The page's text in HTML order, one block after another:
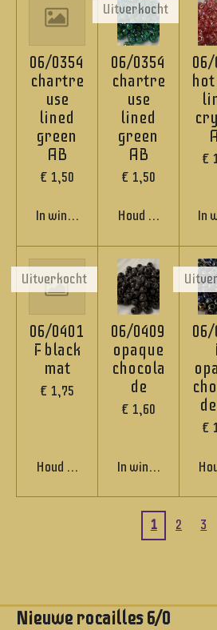
06/0354
chartre
use
lined
green
AB
€ 1,50
In winkelwagen
Uitverkocht
06/0354
chartre
use
lined
green
AB
€ 1,50
Houd mij op de
06/
€
In
Uitverkocht
06/0401
F black
mat
€ 1,75
Houd mij op de hoogte
06/0409
opaque
chocola
de
€ 1,60
In winkelwagen
06/
€
1 2 3
Nieuwe rocailles 6/0